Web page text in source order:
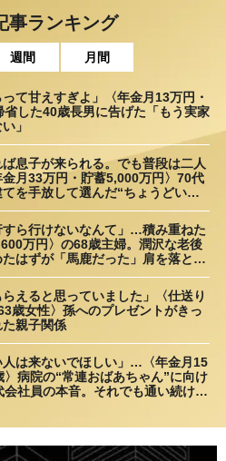
事ランキング
週間 月間
って甘えすぎよ」〈年金月13万円・
省した40歳長男に告げた「もう実家
」
ば息子が来られる。でも普段は二人
金月33万円・貯蓄5,000万円〉70代
を手放して選んだ“ちょうどいい
すら行けないなんて」…積み重ねた
万円〉の68歳主婦。潤沢な老後
はずが「馬鹿だった」肩を落とす
らえると思っていました」〈仕送り
歳女性〉孫へのプレゼントがきっ
親子関係
人は来ないでほしい」…〈年金月15
〉病院の“常連おばあちゃん”に向け
会社員の本音。それでも通い続ける